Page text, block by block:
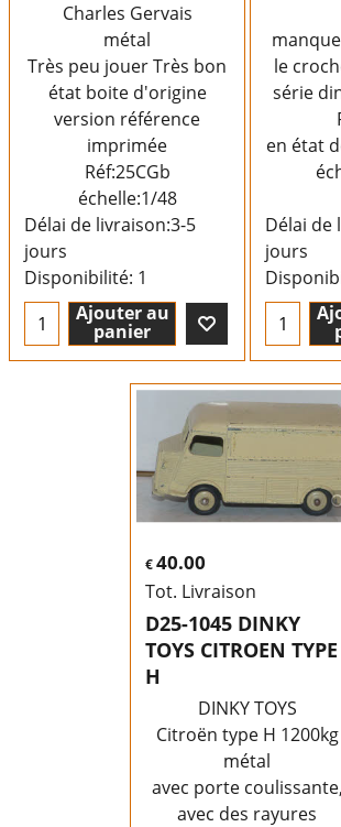
Charles Gervais
métal
Très peu jouer Très bon
état boite d'origine
version référence
imprimée
Réf:25CGb
échelle:1/48
Délai de livraison:3-5
jours
Disponibilité: 1
Ajouter au
panier
le
série
en état
Délai de
jours
€40.00
Tot. Livraison
D25-1045 DINKY
TOYS CITROEN TYPE
H
DINKY TOYS
Citroën type H 1200kg
métal
avec porte coulissante,
avec des rayures